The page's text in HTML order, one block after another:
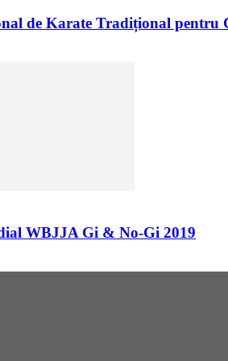
de Karate Tradițional
WBJJA Gi & No-Gi 2019